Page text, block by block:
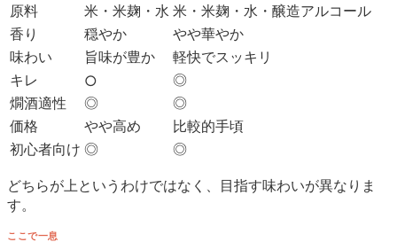
原料
米・米麹・水 米・米麹・水・醸造アルコール
香り
穏やか
やや華やか
味わい
旨味が豊か
軽快でスッキリ
キレ
○
◎
燗酒適性
◎
◎
価格
やや高め
比較的手頃
初心者向け ◎ ◎
どちらが上というわけではなく、目指す味わいが異なりま
す。
ここで一息